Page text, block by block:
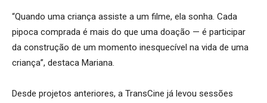
“Quando uma criança assiste a um filme, ela sonha. Cada
pipoca comprada é mais do que uma doação — é participar
da construção de um momento inesquecível na vida de uma
criança”, destaca Mariana.
Desde projetos anteriores, a TransCine já levou sessões